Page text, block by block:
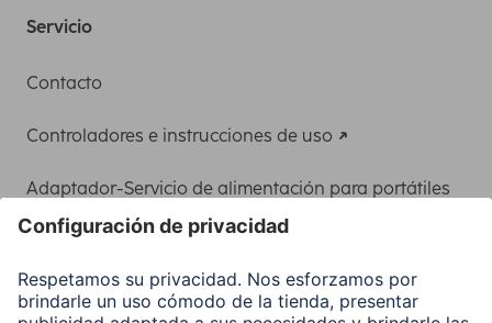
Servicio
Contacto
Controladores e instrucciones de uso
Adaptador-Servicio de alimentación para portátiles
Clientes online